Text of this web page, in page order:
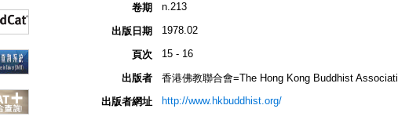
卷期
n.213
出版日期 1978.02
頁次 15 - 16
出版者
香港佛教聯合會=The Hong Kong Buddhist
出版者網址
http://www.hkbuddhist.org/